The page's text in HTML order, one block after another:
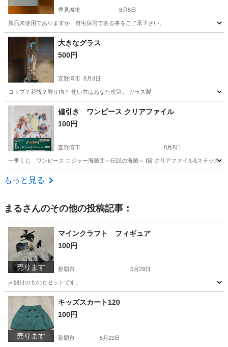
豊見城市 8月8日
新品未使用でありますが、自宅保管である事をご了承下さい。
沖縄 豊見城市 ノベルティグッズ
大きなグラス
500円
宜野湾市 8月8日
コップ？花瓶？飾り物？ 使い方はあなた次第。 ガラス製
沖縄 宜野湾市 食器 グラス
値引き ワンピース クリアファイル
100円
宜野湾市 8月8日
一番くじ ワンピース ロジャー海賊団～伝説の海賊～ I賞 クリアファイル&ステッカ
沖縄 宜野湾市
もっと見る
まるさんのその他の投稿記事：
売ります
マインクラフト フィギュア
100円
那覇市 5月29日
未開封のものもセットです。
沖縄 那覇市 おもちゃ マインクラフト
売ります
キッズスカート120
100円
那覇市 5月29日